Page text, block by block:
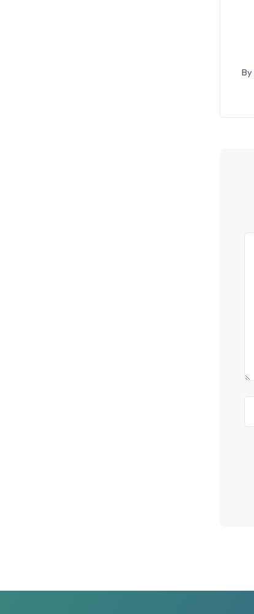
By